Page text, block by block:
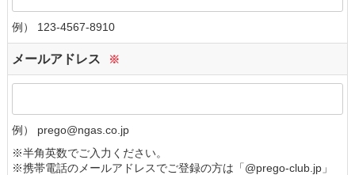
例） 123-4567-8910
メールアドレス ※
例） prego@ngas.co.jp
※半角英数でご入力ください。
※携帯電話のメールアドレスでご登録の方は「@prego-club.jp」